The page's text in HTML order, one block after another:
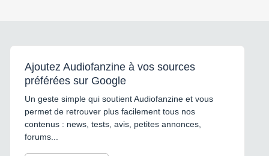
Ajoutez Audiofanzine à vos sources
préférées sur Google
Un geste simple qui soutient Audiofanzine et vous
permet de retrouver plus facilement tous nos
contenus : news, tests, avis, petites annonces,
forums...